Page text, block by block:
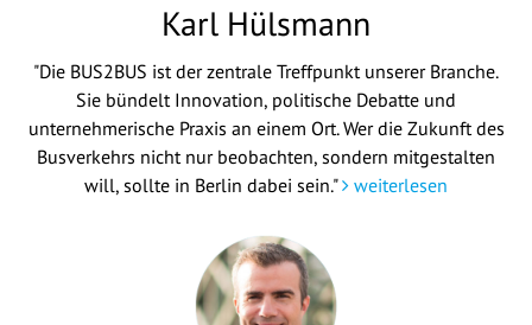
Karl Hülsmann
"Die BUS2BUS ist der zentrale Treffpunkt unserer Branche.
Sie bündelt Innovation, politische Debatte und
unternehmerische Praxis an einem Ort. Wer die Zukunft des
Busverkehrs nicht nur beobachten, sondern mitgestalten
will, sollte in Berlin dabei sein."
weiterlesen